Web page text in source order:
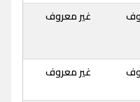
غير معروف
غير معروف